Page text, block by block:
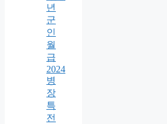
년
군
인
월
급
2024
병
장
특
전